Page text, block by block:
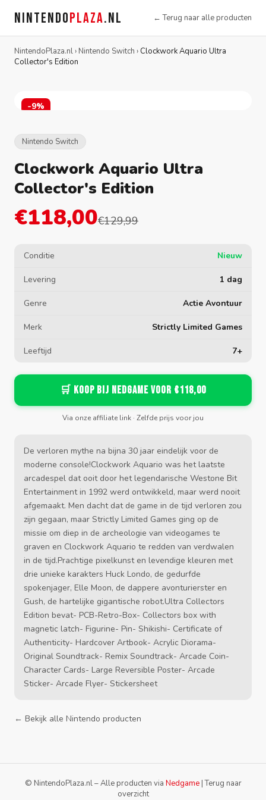
NINTENDOPLAZA.NL ← Terug naar alle producten
NintendoPlaza.nl› Nintendo Switch › Clockwork Aquario Ultra
Collector's Edition
-9%
Nintendo Switch
Clockwork Aquario Ultra
Collector's Edition
€118,00€129,99
Conditie Nieuw
Levering 1 dag
Genre Actie Avontuur
Merk Strictly Limited Games
Leeftijd 7+
🛒 Koop bij Nedgame voor €118,00
Via onze affiliate link · Zelfde prijs voor jou
De verloren mythe na bijna 30 jaar eindelijk voor de
moderne console!Clockwork Aquario was het laatste
arcadespel dat ooit door het legendarische Westone Bit
Entertainment in 1992 werd ontwikkeld, maar werd nooit
afgemaakt. Men dacht dat de game in de tijd verloren zou
zijn gegaan, maar Strictly Limited Games ging op de
missie om diep in de archeologie van videogames te
graven en Clockwork Aquario te redden van verdwalen
in de tijd.Prachtige pixelkunst en levendige kleuren met
drie unieke karakters Huck Londo, de gedurfde
spokenjager, Elle Moon, de dappere avonturierster en
Gush, de hartelijke gigantische robot.Ultra Collectors
Edition bevat- PCB-Retro-Box- Collectors box with
magnetic latch- Figurine- Pin- Shikishi- Certificate of
Authenticity- Hardcover Artbook- Acrylic Diorama-
Original Soundtrack- Remix Soundtrack- Arcade Coin-
Character Cards- Large Reversible Poster- Arcade
Sticker- Arcade Flyer- Stickersheet
← Bekijk alle Nintendo producten
© NintendoPlaza.nl – Alle producten via Nedgame|Terug naar
overzicht